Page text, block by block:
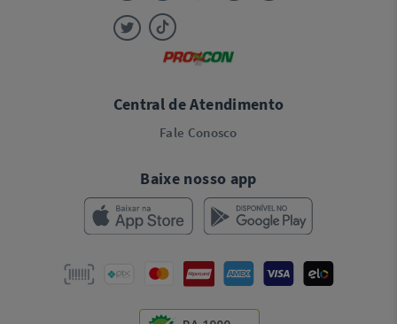
Central de Atendimento
Fale Conosco
Baixe nosso app